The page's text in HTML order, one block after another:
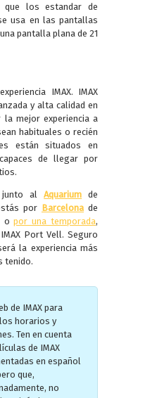
que los estandar de
usa en las pantallas
pantalla plana de 21
IMAX. IMAX
y alta calidad en
mejor experiencia a
habituales o recién
están situados en
de llegar por
junto alAquarium de
por Barcelona de
opor una temporada,
Port Vell. Seguro
la experiencia más
tenido.
de IMAX para
horarios y
Ten en cuenta
de IMAX
en español
que,
no